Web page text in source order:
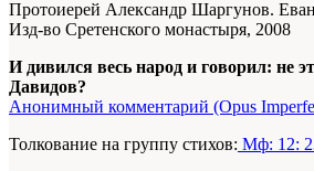
Протоиерей Александр Шаргунов.
Изд-во Сретенского монастыря, 2008
И дивился весь народ и говорил: не
Давидов?
Анонимный комментарий (Opus
Толкование на группу стихов: Мф: 12: